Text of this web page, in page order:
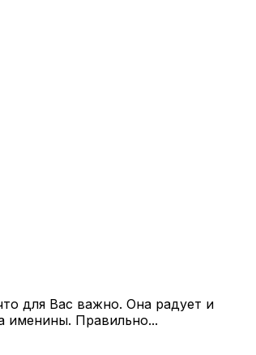
для Вас важно. Она радует и
именины. Правильно...